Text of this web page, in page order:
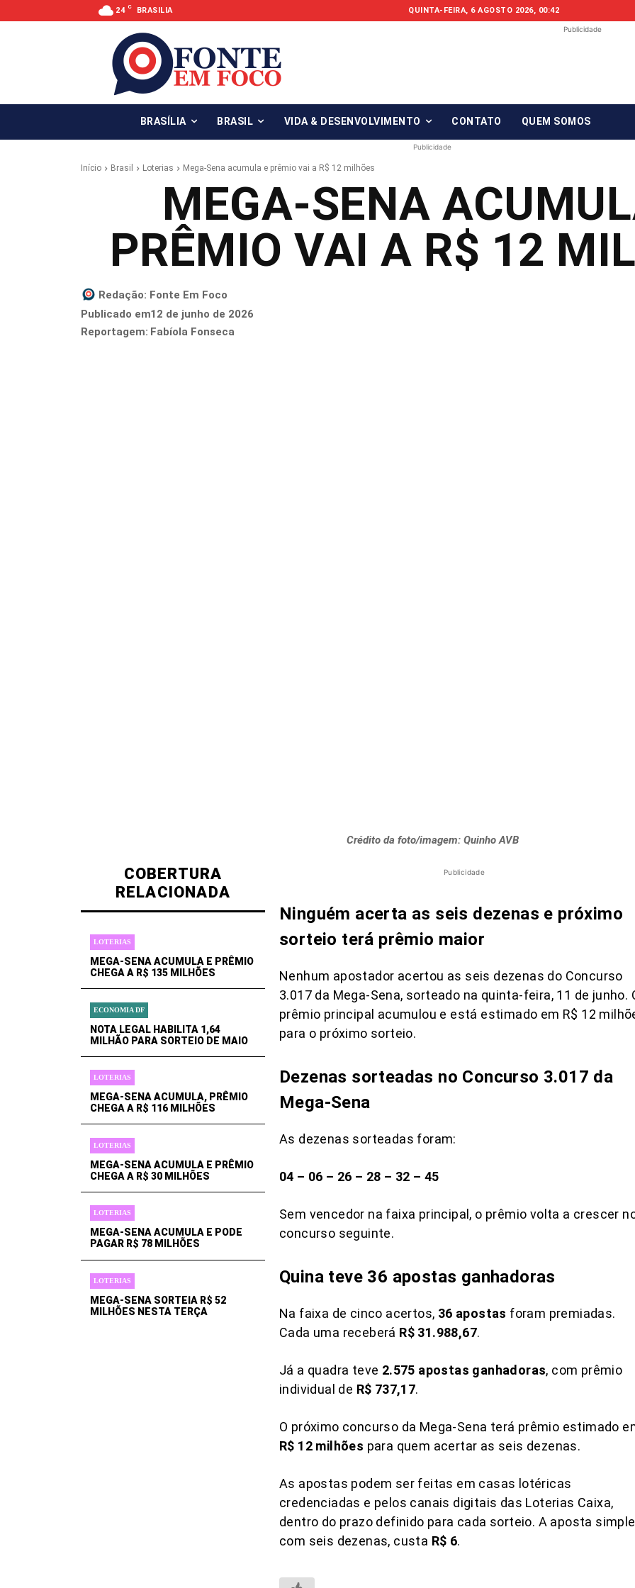
24 C BRASILIA QUINTA-FEIRA, 6 AGOSTO 2026, 00:42
Publicidade
BRASÍLIA BRASIL VIDA & DESENVOLVIMENTO CONTATO QUEM SOMOS
Publicidade
Início Brasil Loterias Mega-Sena acumula e prêmio vai a R$ 12 milhões
MEGA-SENA
PRÊMIO VAI A R$ 12
Redação: Fonte Em Foco
Publicado em12 de junho de 2026
Reportagem: Fabíola Fonseca
Crédito da foto/imagem: Quinho AVB
COBERTURA
RELACIONADA
LOTERIAS
MEGA-SENA ACUMULA E PRÊMIO
CHEGA A R$ 135 MILHÕES
ECONOMIA DF
NOTA LEGAL HABILITA 1,64
MILHÃO PARA SORTEIO DE MAIO
LOTERIAS
MEGA-SENA ACUMULA, PRÊMIO
CHEGA A R$ 116 MILHÕES
LOTERIAS
MEGA-SENA ACUMULA E PRÊMIO
CHEGA A R$ 30 MILHÕES
LOTERIAS
MEGA-SENA ACUMULA E PODE
PAGAR R$ 78 MILHÕES
LOTERIAS
MEGA-SENA SORTEIA R$ 52
MILHÕES NESTA TERÇA
Publicidade
Ninguém acerta as seis dezenas e próximo
sorteio terá prêmio maior
Nenhum apostador acertou as seis dezenas do Concurso
3.017 da Mega-Sena, sorteado na quinta-feira, 11 de junho.
prêmio principal acumulou e está estimado em R$ 12
para o próximo sorteio.
Dezenas sorteadas no Concurso 3.017 da
Mega-Sena
As dezenas sorteadas foram:
04 – 06 – 26 – 28 – 32 – 45
Sem vencedor na faixa principal, o prêmio volta a crescer
concurso seguinte.
Quina teve 36 apostas ganhadoras
Na faixa de cinco acertos, 36 apostas foram premiadas.
Cada uma receberá R$ 31.988,67.
Já a quadra teve 2.575 apostas ganhadoras, com prêmio
individual de R$ 737,17.
O próximo concurso da Mega-Sena terá prêmio estimado
R$ 12 milhões para quem acertar as seis dezenas.
As apostas podem ser feitas em casas lotéricas
credenciadas e pelos canais digitais das Loterias Caixa,
dentro do prazo definido para cada sorteio. A aposta
com seis dezenas, custa R$ 6.